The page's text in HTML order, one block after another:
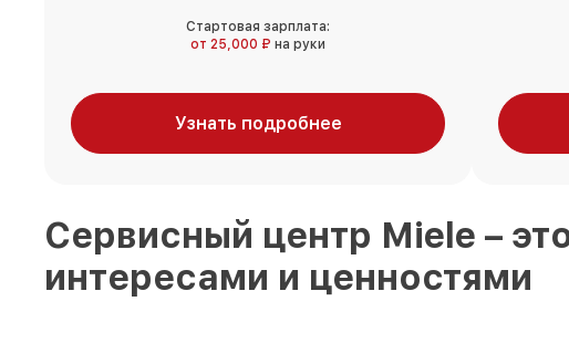
Стартовая зарплата:
от 25,000 ₽ на руки
Узнать подробнее
Сервисный центр Miele –
интересами и ценностями